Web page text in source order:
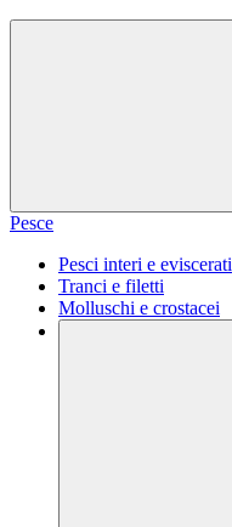
Pesce
Pesci interi e eviscerati
Tranci e filetti
Molluschi e crostacei